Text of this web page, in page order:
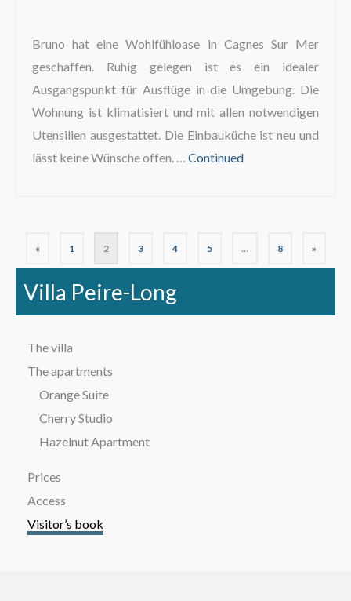
Bruno hat eine Wohlfühloase in Cagnes Sur Mer
geschaffen. Ruhig gelegen ist es ein idealer
Ausgangspunkt für Ausflüge in die Umgebung. Die
Wohnung ist klimatisiert und mit allen notwendigen
Utensilien ausgestattet. Die Einbauküche ist neu und
lässt keine Wünsche offen. … Continued
« 1 2 3 4 5 … 8 »
Villa Peire-Long
The villa
The apartments
Orange Suite
Cherry Studio
Hazelnut Apartment
Prices
Access
Visitor’s book